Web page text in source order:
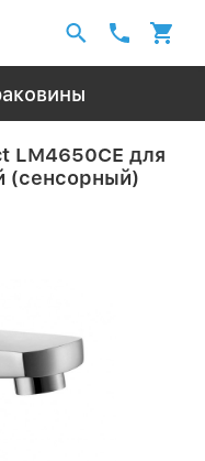
LM4650CE для
(сенсорный)